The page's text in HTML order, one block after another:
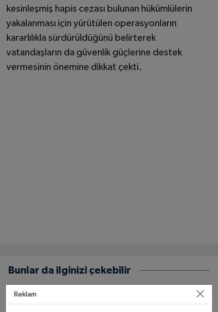
kesinleşmiş hapis cezası bulunan hükümlülerin
yakalanması için yürütülen operasyonların
kararlılıkla sürdürüldüğünü belirterek
vatandaşların da güvenlik güçlerine destek
vermesinin önemine dikkat çekti.
Bunlar da ilginizi çekebilir
Reklam